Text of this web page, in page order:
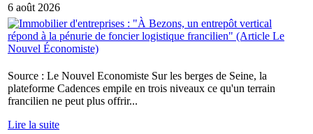
6 août 2026
Source : Le Nouvel Economiste Sur les berges de Seine, la
plateforme Cadences empile en trois niveaux ce qu'un terrain
francilien ne peut plus offrir...
Lire la suite